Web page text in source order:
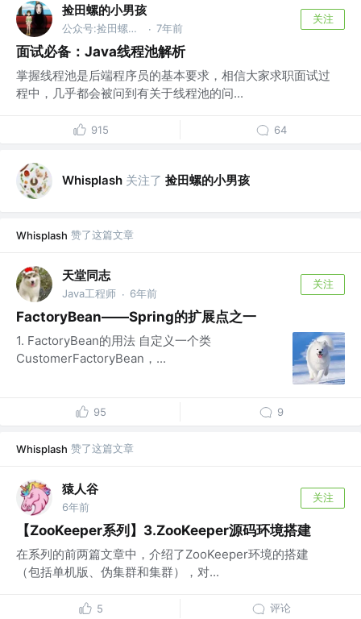
捡田螺的小男孩
公众号:捡田螺的小男孩 · 7年前
关注
面试必备：Java线程池解析
掌握线程池是后端程序员的基本要求，相信大家求职面试过
程中，几乎都会被问到有关于线程池的问...
915 64
Whisplash 关注了 捡田螺的小男孩
Whisplash 赞了这篇文章
天堂同志
Java工程师 · 6年前
关注
FactoryBean——Spring的扩展点之一
1. FactoryBean的用法 自定义一个类
CustomerFactoryBean，...
95 9
Whisplash 赞了这篇文章
猿人谷
6年前
关注
【ZooKeeper系列】3.ZooKeeper源码环境搭建
在系列的前两篇文章中，介绍了ZooKeeper环境的搭建
（包括单机版、伪集群和集群），对...
5 评论